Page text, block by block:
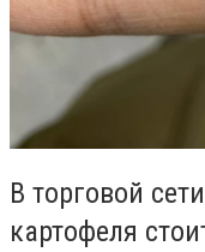
В торговой
картофеля